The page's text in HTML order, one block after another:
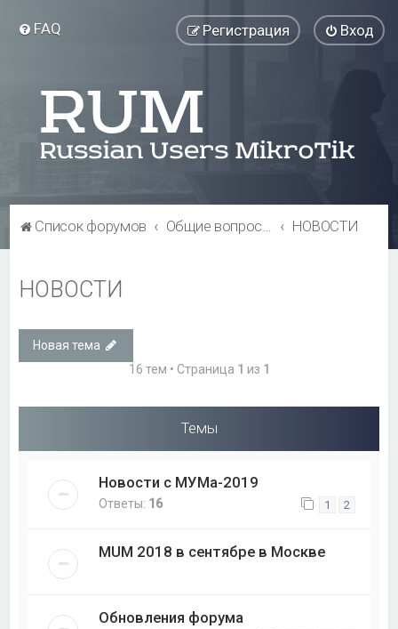
FAQ Вход
Регистрация
Список форумов Общие вопросы НОВОСТИ
НОВОСТИ
Новая тема
16 тем • Страница 1 из 1
Темы
Новости с МУМа-2019
Ответы: 16 1 2
MUM 2018 в сентябре в Москве
Обновления форума